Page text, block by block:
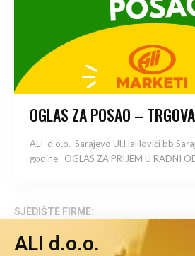
OGLAS ZA POSAO –
ALI d.o.o. Sarajevo Ul.Halilovići bb
SJEDIŠTE FIRME:
ALI d.o.o.